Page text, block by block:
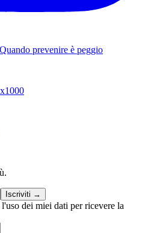
Quando prevenire è peggio
Iscriviti →
l'uso dei miei dati per ricevere la